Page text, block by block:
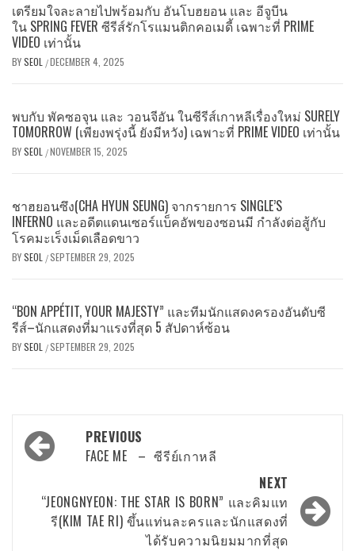
เตรียมใจละลายไปพร้อมกับ อันโบฮยอน และ อีจูบีน
ใน SPRING FEVER ซีรีส์รักโรแมนติกคอเมดี้ เฉพาะที่ PRIME
VIDEO เท่านั้น
BYSEOL /DECEMBER 4, 2025
พบกับ พัคซอจุน และ วอนจีอัน ในซีรีส์เกาหลีเรื่องใหม่ SURELY
TOMORROW (เพียงพรุ่งนี้ ยังมีหวัง) เฉพาะที่ PRIME VIDEO เท่านั้น
BYSEOL /NOVEMBER 15, 2025
ชาฮยอนซึง(CHA HYUN SEUNG) จากรายการ SINGLE’S
INFERNO และอดีตแดนเซอร์แบ็คอัพของซอนมี กำลังต่อสู้กับ
โรคมะเร็งเม็ดเลือดขาว
BYSEOL /SEPTEMBER 29, 2025
“BON APPÉTIT, YOUR MAJESTY” และทีมนักแสดงครองอันดับซี
รีส์–นักแสดงที่มาแรงที่สุด 5 สัปดาห์ซ้อน
BYSEOL /SEPTEMBER 29, 2025
Post
navigation
PREVIOUS
FACE ME – ซีรีย์เกาหลี
NEXT
“JEONGNYEON: THE STAR IS BORN” และคิมแท
รี(KIM TAE RI) ขึ้นแท่นละครและนักแสดงที่
ได้รับความนิยมมากที่สุด